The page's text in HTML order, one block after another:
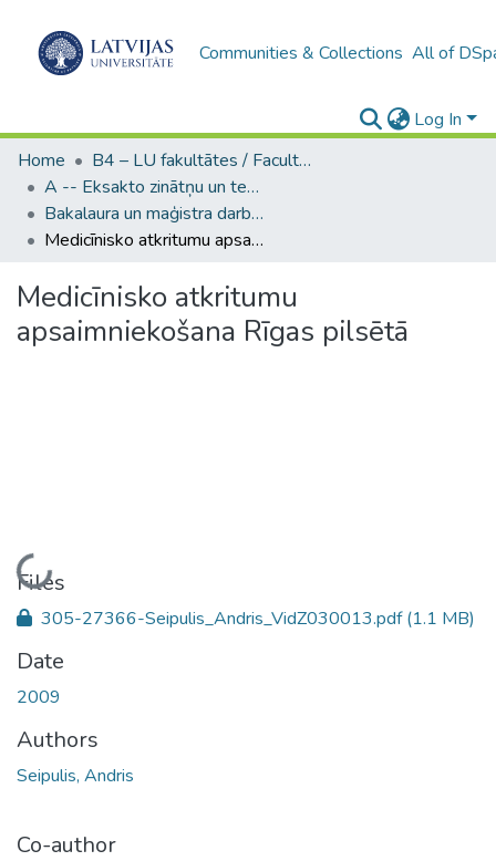
Communities & Collections All of
Log In
Home
B4 – LU fakultātes / Faculties of the UL
A -- Eksakto zinātņu un tehnoloģiju fakultāte / Faculty of Science and Technology
Bakalaura un maģistra darbi (EZTF) / Bachelor's and Master's theses
Medicīnisko atkritumu apsaimniekošana Rīgas pilsētā
Medicīnisko atkritumu
apsaimniekošana Rīgas pilsētā
Loading...
Files
305-27366-Seipulis_Andris_VidZ030013.pdf(1.1 MB)
Date
2009
Authors
Seipulis, Andris
Co-author